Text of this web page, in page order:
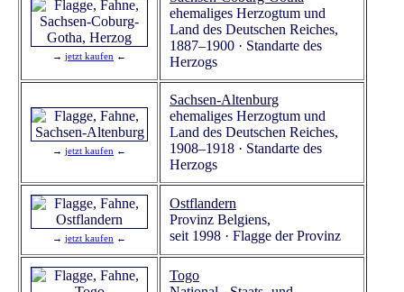
→ jetzt kaufen ←
ehemaliges Herzogtum und
Land des Deutschen Reiches,
1887–1900 · Standarte des
Herzogs
→ jetzt kaufen ←
Sachsen-Altenburg
ehemaliges Herzogtum und
Land des Deutschen Reiches,
1908–1918 · Standarte des
Herzogs
→ jetzt kaufen ←
Ostflandern
Provinz Belgiens,
seit 1998 · Flagge der Provinz
Togo